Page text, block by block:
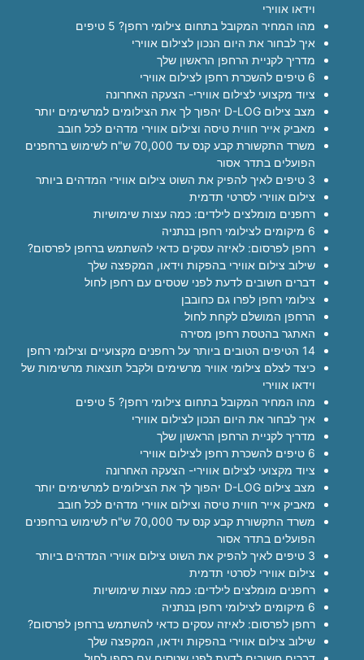
וידאו אווירי
מהו המחיר המקובל בתחום צילומי רחפן? 5 טיפים
איך לבחור את היום הנכון לצילום אווירי
מדריך לקניית הרחפן הראשון שלך
6 טיפים להשכרת רחפן לצילום אווירי
ציוד מקצועי לצילום אווירי- הצעקה האחרונה
מצב צילום D-LOG יהפוך לך את הצילומים למרשימים יותר
מאביק אייר חווית טיסה וצילום אווירי מדהים לכל חובב
משרד התקשורת קבע קנס עד 70,000 ש"ח לשימוש ברחפנים
הפועלים בתדר אסור
3 טיפים לאיך להפיק את השוט צילום אווירי המדהים ביותר
צילום אווירי לסרטי תדמית
רחפנים מומלצים לילדים: כמה עצות שימושיות
6 מיקומים לצילומי רחפן בנתניה
רחפן לפרסום: לאיזה עסקים כדאי להשתמש ברחפן לפרסום?
שילוב צילום אווירי בהפקות וידאו, המקפצה שלך
דברים חשובים לדעת לפני שטסים עם רחפן לחול
צילומי רחפן לפרו גם כחובבן
הרחפן המושלם לקחת לחול
האתגר בהטסת רחפן מסירה
14 הטיפים הטובים ביותר על רחפנים מקצועיים וצילומי רחפן
כיצד לצלם צילומי אוויר מרשימים ולקבל תוצאות מרשימות של
וידאו אווירי
מהו המחיר המקובל בתחום צילומי רחפן? 5 טיפים
איך לבחור את היום הנכון לצילום אווירי
מדריך לקניית הרחפן הראשון שלך
6 טיפים להשכרת רחפן לצילום אווירי
ציוד מקצועי לצילום אווירי- הצעקה האחרונה
מצב צילום D-LOG יהפוך לך את הצילומים למרשימים יותר
מאביק אייר חווית טיסה וצילום אווירי מדהים לכל חובב
משרד התקשורת קבע קנס עד 70,000 ש"ח לשימוש ברחפנים
הפועלים בתדר אסור
3 טיפים לאיך להפיק את השוט צילום אווירי המדהים ביותר
צילום אווירי לסרטי תדמית
רחפנים מומלצים לילדים: כמה עצות שימושיות
6 מיקומים לצילומי רחפן בנתניה
רחפן לפרסום: לאיזה עסקים כדאי להשתמש ברחפן לפרסום?
שילוב צילום אווירי בהפקות וידאו, המקפצה שלך